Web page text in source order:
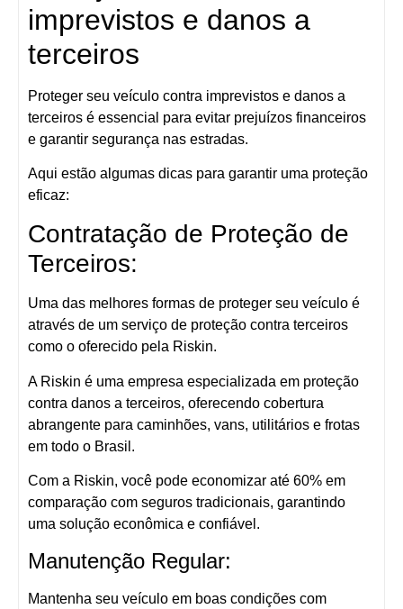
imprevistos e danos a
terceiros
Proteger seu veículo contra imprevistos e danos a
terceiros é essencial para evitar prejuízos financeiros
e garantir segurança nas estradas.
Aqui estão algumas dicas para garantir uma proteção
eficaz:
Contratação de Proteção de
Terceiros:
Uma das melhores formas de proteger seu veículo é
através de um serviço de proteção contra terceiros
como o oferecido pela Riskin.
A Riskin é uma empresa especializada em proteção
contra danos a terceiros, oferecendo cobertura
abrangente para caminhões, vans, utilitários e frotas
em todo o Brasil.
Com a Riskin, você pode economizar até 60% em
comparação com seguros tradicionais, garantindo
uma solução econômica e confiável.
Manutenção Regular:
Mantenha seu veículo em boas condições com